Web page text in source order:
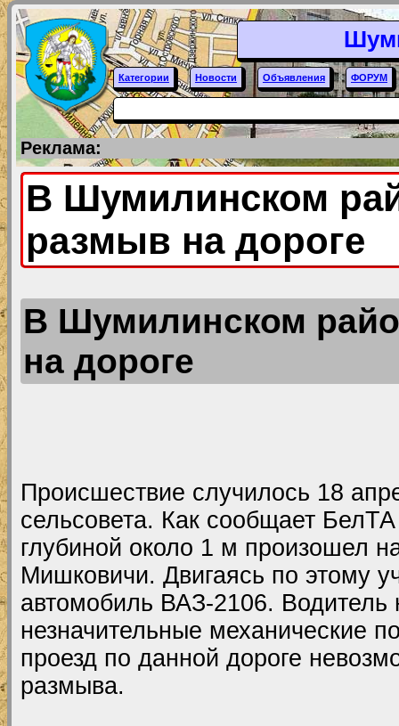
Категории Новости Объявления ФОРУМ
Реклама:
В Шумилинском
размыв на дороге
В Шумилинском
на дороге
Происшествие случилось 18
сельсовета. Как сообщает
глубиной около 1 м произошел
Мишковичи. Двигаясь по этому
автомобиль ВАЗ-2106.
незначительные механические
проезд по данной дороге
размыва.